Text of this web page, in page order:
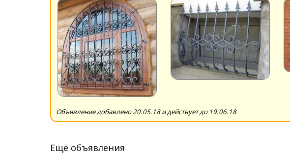
Объявление добавлено 20.05.18 и действует до 19.06.18
Ещё объявления